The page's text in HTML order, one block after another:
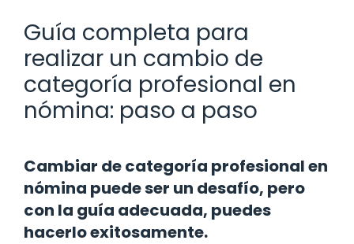
Guía completa para
realizar un cambio de
categoría profesional en
nómina: paso a paso
Cambiar de categoría profesional en
nómina puede ser un desafío, pero
con la guía adecuada, puedes
hacerlo exitosamente.